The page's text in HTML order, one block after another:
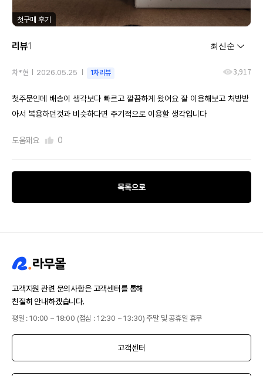
첫구매 후기
리뷰1
차*현 2026.05.25 1차리뷰 3,917
첫주문인데 배송이 생각보다 빠르고 깔끔하게 왔어요 잘 이용해보고 처방받
아서 복용하던것과 비슷하다면 주기적으로 이용할 생각입니다
도움돼요 0
목록으로
고객지원 관련 문의사항은 고객센터를 통해
친절히 안내하겠습니다.
평일 : 10:00 ~ 18:00 (점심 : 12:30 ~ 13:30) 주말 및 공휴일 휴무
고객센터